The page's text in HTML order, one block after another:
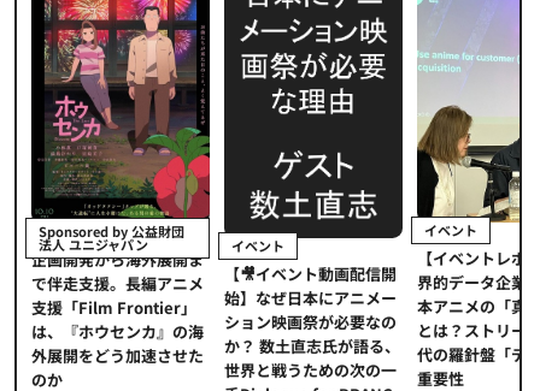
Sponsored by 公益財団
法人 ユニジャパン
企画開発から海外展開ま
で伴走支援。長編アニメ
支援「Film Frontier」
は、『ホウセンカ』の海
外展開をどう加速させた
のか
イベント
【🎥イベント動画配信開
始】なぜ日本にアニメー
ション映画祭が必要なの
か？ 数土直志氏が語る、
世界と戦うための次の一
イベント
【イベントレポ
界的データ企業
本アニメの「真
とは？ストリー
代の羅針盤「デ
重要性